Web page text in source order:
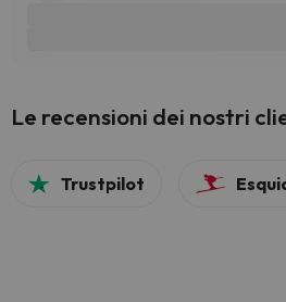
Le recensioni dei nostri
Trustpilot